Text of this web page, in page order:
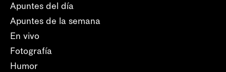
Apuntes del día
Apuntes de la semana
En vivo
Fotografía
Humor